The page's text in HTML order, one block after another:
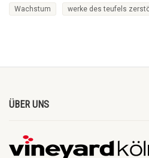
Wachstum werke des teufels
ÜBER UNS